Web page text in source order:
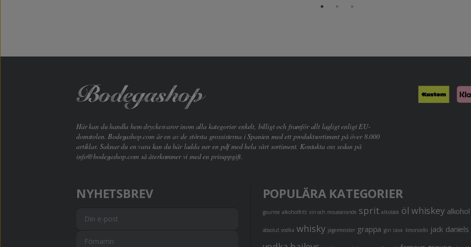
Här kan du handla hem dryckesvaror inom alla kategorier enkelt, billigt och framför allt lagligt enligt EU-
domstolen. Bodegashop.com är en av de största grossisterna i Spanien med ett produktsortiment på över 8.000
artiklar. Saknar du en vara kan du här ladda ner en pdf med hela vårt sortiment. Kontakta oss sedan på
info@bodegashop.comså återkommer vi med en prisuppgift.
NYHETSBREV POPULÄRA KATEGORIER
gourme alkoholfritt vin och mousserande sprit alkoläsk öl whiskey alkohol
absolut vodka whisky jägermeister grappa gin cava limoncello jack daniels